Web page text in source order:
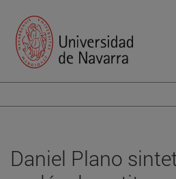
Daniel Plano